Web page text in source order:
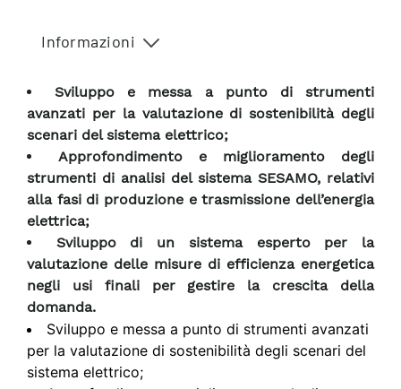
Informazioni
Sviluppo e messa a punto di strumenti
avanzati per la valutazione di sostenibilità degli
scenari del sistema elettrico;
Approfondimento e miglioramento degli
strumenti di analisi del sistema SESAMO, relativi
alla fasi di produzione e trasmissione dell’energia
elettrica;
Sviluppo di un sistema esperto per la
valutazione delle misure di efficienza energetica
negli usi finali per gestire la crescita della
domanda.
Sviluppo e messa a punto di strumenti avanzati
per la valutazione di sostenibilità degli scenari del
sistema elettrico;